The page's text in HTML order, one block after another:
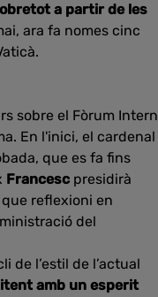
a partir de les
ara fa nomes cinc
sobre el Fòrum Intern
En l'inici, el cardenal
que es fa fins
Francesc presidirà
reflexioni en
del
de l’estil de l’actual
amb un esperit